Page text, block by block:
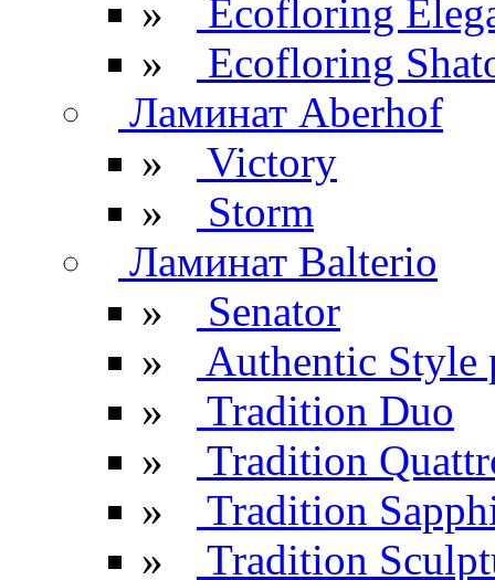
»
Ecofloring
»
Ecofloring
Ламинат Aberhof
»
Victory
»
Storm
Ламинат Balterio
»
Senator
»
Authentic Style
»
Tradition Duo
»
Tradition
»
Tradition
»
Tradition